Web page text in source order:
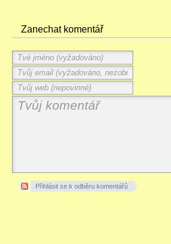
Zanechat komentář
Přihlásit se k odběru komentářů